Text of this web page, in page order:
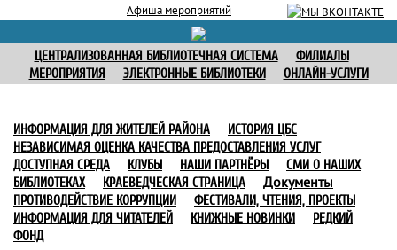
Афиша мероприятий
ЦЕНТРАЛИЗОВАННАЯ БИБЛИОТЕЧНАЯ СИСТЕМА
ФИЛИАЛЫ
МЕРОПРИЯТИЯ
ЭЛЕКТРОННЫЕ БИБЛИОТЕКИ ОНЛАЙН-УСЛУГИ
ИНФОРМАЦИЯ ДЛЯ ЖИТЕЛЕЙ РАЙОНА
ИСТОРИЯ ЦБС
НЕЗАВИСИМАЯ ОЦЕНКА КАЧЕСТВА ПРЕДОСТАВЛЕНИЯ УСЛУГ
ДОСТУПНАЯ СРЕДА
КЛУБЫ НАШИ ПАРТНЁРЫ
СМИ О НАШИХ
БИБЛИОТЕКАХ
КРАЕВЕДЧЕСКАЯ СТРАНИЦА Документы
ПРОТИВОДЕЙСТВИЕ КОРРУПЦИИ
ФЕСТИВАЛИ, ЧТЕНИЯ, ПРОЕКТЫ
ИНФОРМАЦИЯ ДЛЯ ЧИТАТЕЛЕЙ
КНИЖНЫЕ НОВИНКИ
РЕДКИЙ
ФОНД